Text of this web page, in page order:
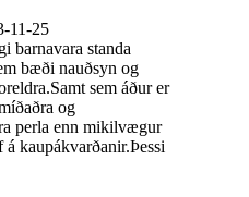
11-25
barnavara standa
bæði nauðsyn og
sem áður er
og
perla enn mikilvægur
kaupákvarðanir.Þessi